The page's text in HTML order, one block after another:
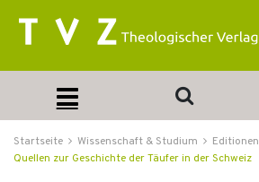
Startseite Wissenschaft & Studium Editionen
Quellen zur Geschichte der Täufer in der Schweiz